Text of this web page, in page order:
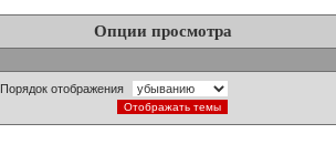
Опции просмотра
Порядок отображения